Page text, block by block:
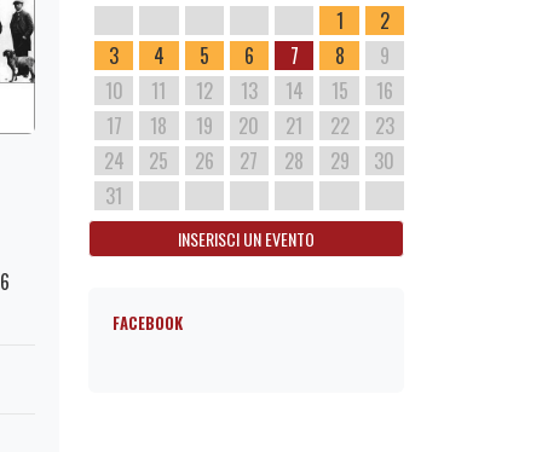
1
2
3
4 5 6 7 8
9
10
11 12 13 14 15
16
17
18 19 20 21 22
23
24
25 26 27 28 29
30
31
INSERISCI UN EVENTO
FACEBOOK